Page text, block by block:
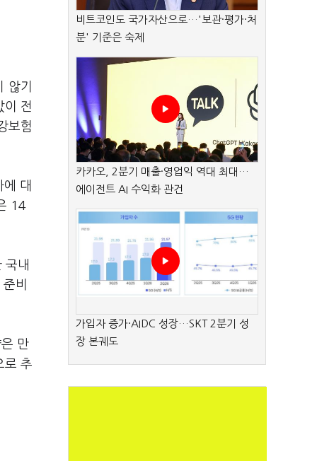
않기
이 전
보험
대
14
국내
비
만
로 추
비트코인도 국가자산으로…'보관·평가·처
분' 기준은 숙제
카카오, 2분기 매출·영업익 역대 최대…
에이전트 AI 수익화 관건
가입자 증가·AIDC 성장…SKT 2분기 성
장 본궤도